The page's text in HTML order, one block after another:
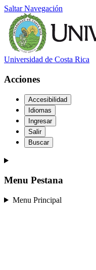
Saltar Navegación
Universidad de Costa Rica
Acciones
Accesibilidad
Idiomas
Ingresar
Salir
Buscar
Menu Pestana
Menu Principal